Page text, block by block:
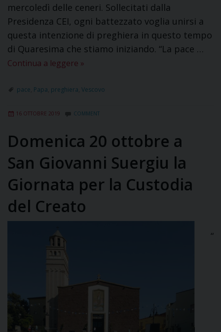
mercoledì delle ceneri. Sollecitati dalla
Presidenza CEI, ogni battezzato voglia unirsi a
questa intenzione di preghiera in questo tempo
di Quaresima che stiamo iniziando. “La pace …
Continua a leggere »
pace Papa preghiera Vescovo
16 OTTOBRE 2019 COMMENT
Domenica 20 ottobre a
San Giovanni Suergiu la
Giornata per la Custodia
del Creato
“